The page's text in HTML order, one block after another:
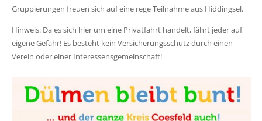
Gruppierungen freuen sich auf eine rege Teilnahme aus Hiddingsel.
Hinweis: Da es sich hier um eine Privatfahrt handelt, fährt jeder auf
eigene Gefahr! Es besteht kein Versicherungsschutz durch einen
Verein oder einer Interessensgemeinschaft!